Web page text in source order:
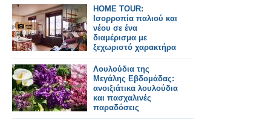
HOME TOUR:
Ισορροπία παλιού και
νέου σε ένα
διαμέρισμα με
ξεχωριστό χαρακτήρα
Λουλούδια της
Μεγάλης Εβδομάδας:
ανοιξιάτικα λουλούδια
και πασχαλινές
παραδόσεις